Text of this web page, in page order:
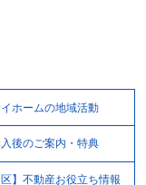
ホームの地域活動
後のご案内・特典
区】不動産お役立ち情報